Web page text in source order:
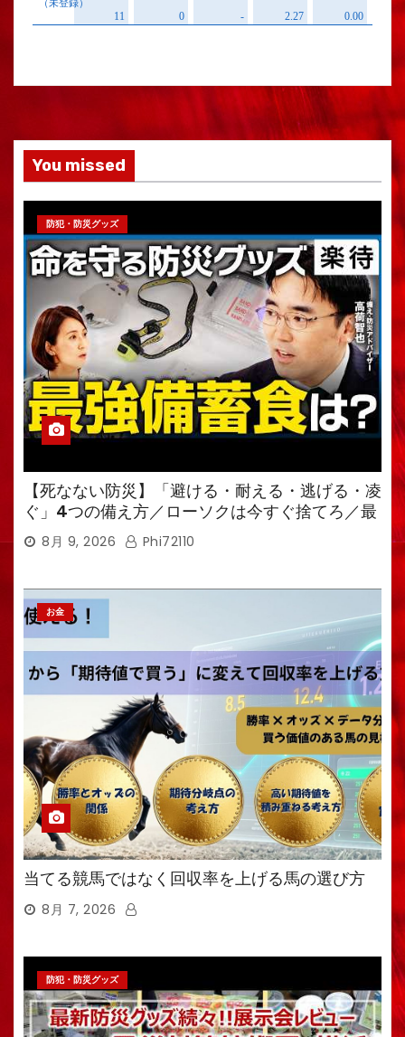
You missed
防犯・防災グッズ
【死なない防災】「避ける・耐える・逃げる・凌
ぐ」4つの備え方／ローソクは今すぐ捨てろ／最
強備蓄食は「羊羹」／トイレ備蓄がなければ食料
も無意味
8月 9, 2026 Phi72110
お金
当てる競馬ではなく回収率を上げる馬の選び方
8月 7, 2026
防犯・防災グッズ